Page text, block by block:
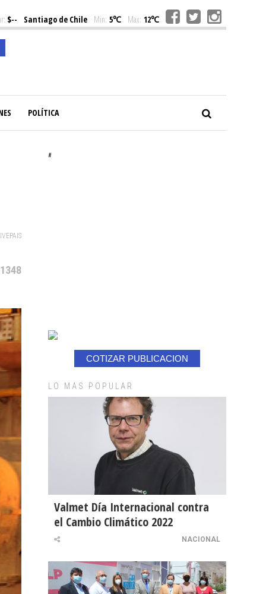
$-- Santiago de Chile Min: 5℃ Max: 12℃
POLÍTICA
#
COTIZAR PUBLICACION
LO MAS POPULAR
Valmet Día Internacional contra
el Cambio Climático 2022
NACIONAL